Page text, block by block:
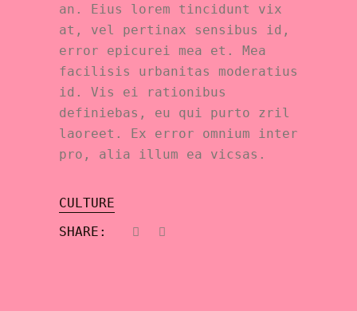
an. Eius lorem tincidunt vix
at, vel pertinax sensibus id,
error epicurei mea et. Mea
facilisis urbanitas moderatius
id. Vis ei rationibus
definiebas, eu qui purto zril
laoreet. Ex error omnium inter
pro, alia illum ea vicsas.
CULTURE
SHARE: